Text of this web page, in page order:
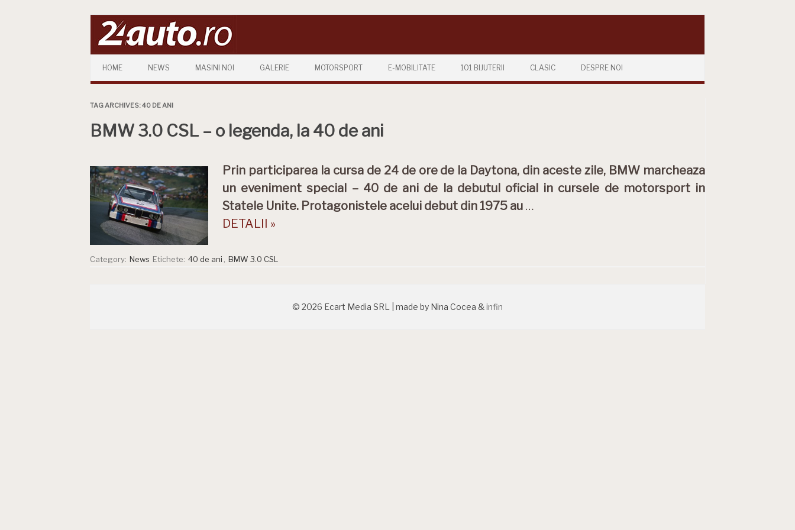
HOME NEWS MASINI NOI GALERIE MOTORSPORT E-MOBILITATE 101 BIJUTERII CLASIC DESPRE NOI
TAG ARCHIVES:40 DE ANI
BMW 3.0 CSL – o legenda, la 40 de ani
Prin participarea la cursa de 24 de ore de la Daytona, din aceste zile, BMW marcheaza
un eveniment special – 40 de ani de la debutul oficial in cursele de motorsport in
Statele Unite. Protagonistele acelui debut din 1975 au …
DETALII »
Category: News Etichete: 40 de ani , BMW 3.0 CSL
© 2026 Ecart Media SRL | made by Nina Cocea &infin